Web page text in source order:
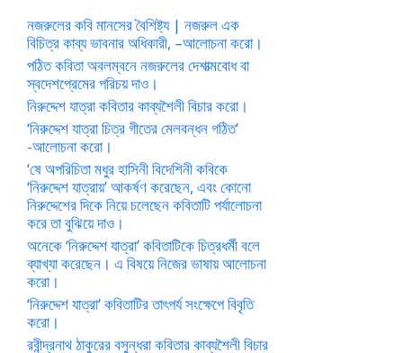
নজরুলের কবি মানসের বৈশিষ্ট্য | নজরুল এক
বিচিত্র কাব্য ভাবনার অধিকারী, –আলোচনা করো।
পঠিত কবিতা অবলম্বনে নজরুলের দেশাত্মবোধ বা
স্বদেশপ্রেমের পরিচয় দাও।
নিরুদ্দেশ যাত্রা কবিতার কাব্যশৈলী বিচার করো।
‘নিরুদ্দেশ যাত্রা চিত্র গীতের মেলবন্ধন গঠিত’
-আলোচনা করো।
‘ষে অপরিচিতা মধুর হাসিনী বিদেশিনী কবিকে
‘নিরুদ্দেশ যাত্রায়’ আকর্ষণ করেছেন, এবং কোনো
নিরুদ্দেশের দিকে নিয়ে চলেছেন কবিতাটি পর্যালোচনা
করে তা বুঝিয়ে দাও।
অনেকে ‘নিরুদ্দেশ যাত্রা’ কবিতাটিকে চিত্রধর্মী বলে
ব্যাখ্যা করেছেন। এ বিষয়ে নিজের ভাষায় আলোচনা
করো।
‘নিরুদ্দেশ যাত্রা’ কবিতাটির তাৎপর্য সংক্ষেপে বিবৃতি
করো।
রবীন্দ্রনাথ ঠাকুরের বসুন্ধরা কবিতার কাব্যশৈলী বিচার